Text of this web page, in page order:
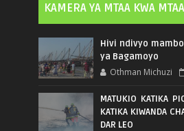
KAMERA YA MTAA KWA MTAA
Hivi ndivyo
ya Bagamoyo
Othman Michuzi
MATUKIO KATIKA
KATIKA KIWANDA
DAR LEO